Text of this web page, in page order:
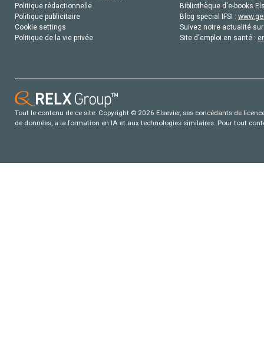
Politique rédactionnelle
Politique publicitaire
Cookie settings
Politique de la vie privée
Bibliothèque d'e-books
Blog special IFSI :
Suivez notre actualité
Site d'emploi en santé :
Tout le contenu de ce site: Copyright © 2026 Elsevier, ses concédants de
de données, a la formation en IA et aux technologies similaires. Pour tout